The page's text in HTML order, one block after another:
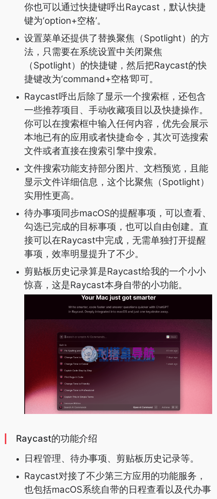
你也可以通过快捷键呼出Raycast，默认快捷
键为‘option+空格’。
设置菜单还提供了替换聚焦（Spotlight）的方
法，只需要在系统设置中关闭聚焦
（Spotlight）的快捷键，然后把Raycast的快
捷键改为‘command+空格’即可。
Raycast呼出后除了显示一个搜索框，还包含
一些推荐项目、手动收藏项目以及快捷操作。
你可以在搜索框中输入任何内容，优先会展示
本地已有的应用或者快捷命令，其次可选搜索
文件或者直接在搜索引擎中搜索。
文件搜索功能支持部分图片、文档预览，且能
显示文件详细信息，这个比聚焦（Spotlight）
实用性更高。
待办事项同步macOS的提醒事项，可以查看、
勾选已完成的目标事项，也可以自由创建。直
接可以在Raycast中完成，无需单独打开提醒
事项，效率明显提升了不少。
剪贴板历史记录算是Raycast给我的一个小小
惊喜，这是Raycast本身自带的小功能。
Raycast的功能介绍
日程管理、待办事项、剪贴板历史记录等。
Raycast对接了不少第三方应用的功能服务，
也包括macOS系统自带的日程查看以及代办事